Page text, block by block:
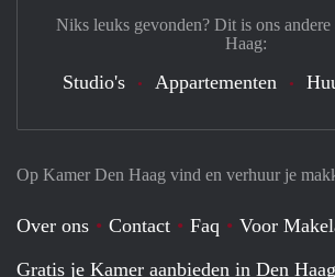
Op Kamer Den Haag vind en verhuur je
Over ons Contact Faq Voor
Gratis je Kamer aanbieden in Den Haag
Niks leuks gevonden? Dit is ons
Haag:
Studio's Appartementen